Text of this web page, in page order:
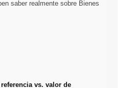
vs. valor de